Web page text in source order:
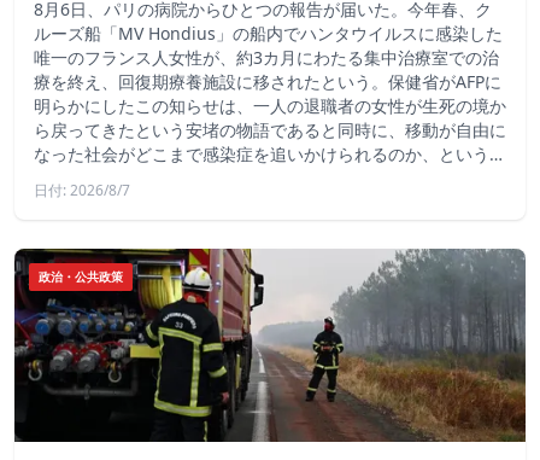
8月6日、パリの病院からひとつの報告が届いた。今年春、ク
ルーズ船「MV Hondius」の船内でハンタウイルスに感染した
唯一のフランス人女性が、約3カ月にわたる集中治療室での治
療を終え、回復期療養施設に移されたという。保健省がAFPに
明らかにしたこの知らせは、一人の退職者の女性が生死の境か
ら戻ってきたという安堵の物語であると同時に、移動が自由に
なった社会がどこまで感染症を追いかけられるのか、という…
日付: 2026/8/7
政治・公共政策